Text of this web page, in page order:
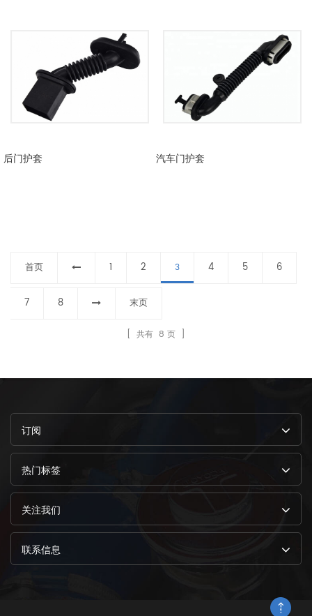
后门护套 汽车门护套
首页 1 2 3 4 5 6
7 8 末页
[ 共有 8 页 ]
订阅
热门标签
关注我们
联系信息